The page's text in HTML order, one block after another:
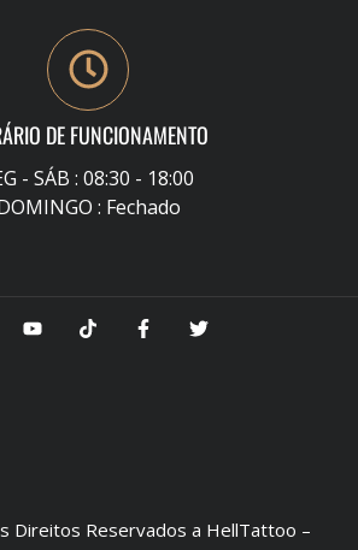
DE FUNCIONAMENTO
- SÁB : 08:30 - 18:00
: Fechado
Direitos Reservados a HellTattoo –